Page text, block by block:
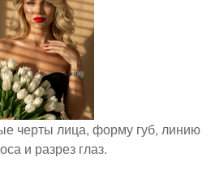
черты лица, форму губ, линию
и разрез глаз.